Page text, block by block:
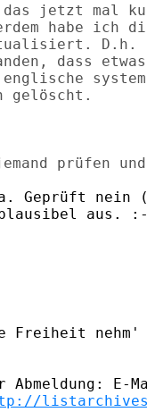
das jetzt mal
habe
D.h.
dass
Geprüft nein
aus.
Freiheit
Abmeldung: E-